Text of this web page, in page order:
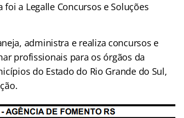
a Legalle Concursos e Soluções
administra e realiza concursos e
profissionais para os órgãos da
do Estado do Rio Grande do Sul,